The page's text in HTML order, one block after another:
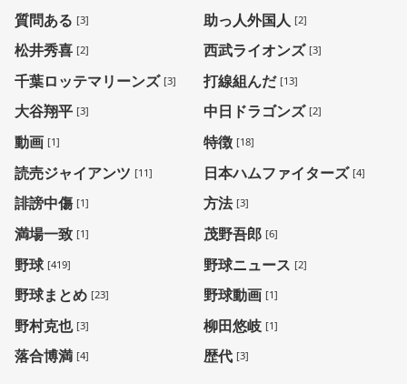
質問ある [3] 助っ人外国人 [2]
松井秀喜 [2] 西武ライオンズ [3]
千葉ロッテマリーンズ [3] 打線組んだ [13]
大谷翔平 [3] 中日ドラゴンズ [2]
動画 [1] 特徴 [18]
読売ジャイアンツ [11] 日本ハムファイターズ [4]
誹謗中傷 [1] 方法 [3]
満場一致 [1] 茂野吾郎 [6]
野球 [419] 野球ニュース [2]
野球まとめ [23] 野球動画 [1]
野村克也 [3] 柳田悠岐 [1]
落合博満 [4] 歴代 [3]